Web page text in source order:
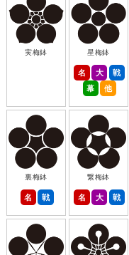
実梅鉢 星梅鉢
名 大
戦
幕
他
裏梅鉢
名 戦
繋梅鉢
名 大 戦